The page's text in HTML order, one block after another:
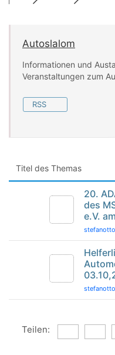
Autoslalom
Informationen und
Veranstaltungen zum
RSS
Titel des Themas
20.
des
e.V.
stefanotto
stefanotto
Teilen: